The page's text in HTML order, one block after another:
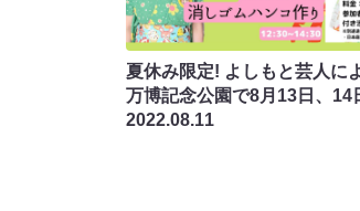
夏休み限定! よしもと芸人に
万博記念公園で8月13日、14
2022.08.11